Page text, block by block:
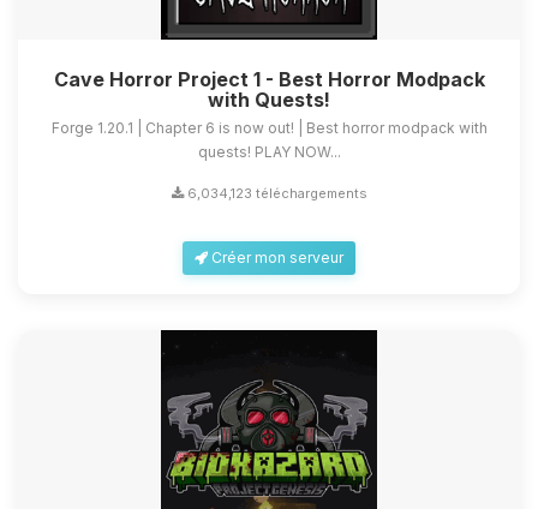
Cave Horror Project 1 - Best Horror Modpack
with Quests!
Forge 1.20.1 | Chapter 6 is now out! | Best horror modpack with
quests! PLAY NOW...
6,034,123 téléchargements
Créer mon serveur